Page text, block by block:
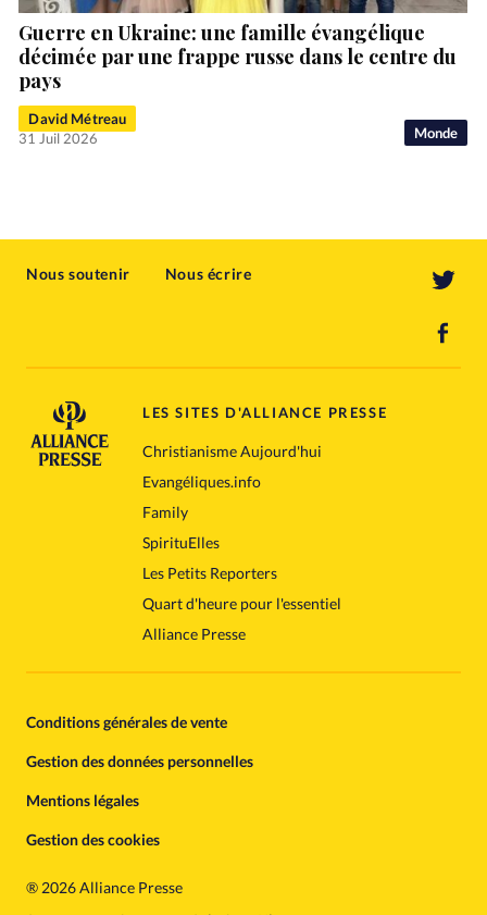
Monde
Guerre en Ukraine: une famille évangélique
décimée par une frappe russe dans le centre du
pays
David Métreau
31 Juil 2026
Nous soutenir Nous écrire
LES SITES D'ALLIANCE PRESSE
Christianisme Aujourd'hui
Evangéliques.info
Family
SpirituElles
Les Petits Reporters
Quart d'heure pour l'essentiel
Alliance Presse
Conditions générales de vente
Gestion des données personnelles
Mentions légales
Gestion des cookies
® 2026 Alliance Presse